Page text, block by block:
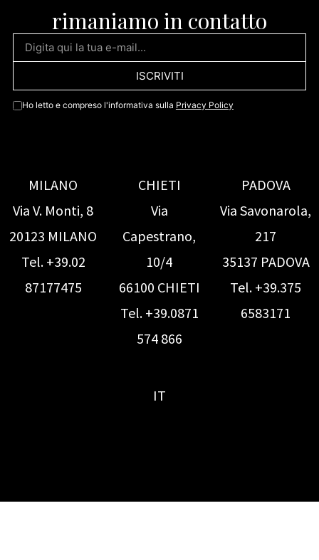
rimaniamo in contatto
Ho letto e compreso l'informativa sulla Privacy Policy
ISCRIVITI
MILANO
Via V. Monti, 8
20123 MILANO
Tel. +39.02
87177475
CHIETI
Via
Capestrano,
10/4
66100 CHIETI
Tel. +39.0871
574 866
PADOVA
Via Savonarola,
217
35137 PADOVA
Tel. +39.375
6583171
IT